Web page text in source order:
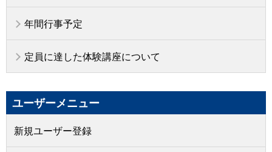
年間行事予定
定員に達した体験講座について
ユーザーメニュー
新規ユーザー登録